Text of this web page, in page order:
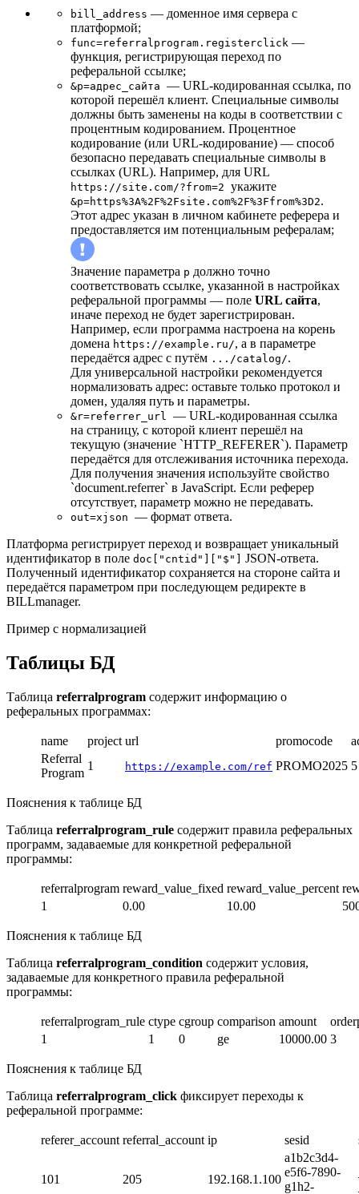
bill_address — доменное имя сервера с
платформой;
func=referralprogram.registerclick —
функция, регистрирующая переход по
реферальной ссылке;
&p=адрес_сайта — URL-кодированная ссылка, по
которой перешёл клиент. Специальные символы
должны быть заменены на коды в соответствии с
процентным кодированием. Процентное
кодирование (или URL-кодирование) — способ
безопасно передавать специальные символы в
ссылках (URL). Например, для URL
https://site.com/?from=2 укажите
&p=https%3A%2F%2Fsite.com%2F%3Ffrom%3D2.
Этот адрес указан в личном кабинете реферера и
предоставляется им потенциальным рефералам;
Значение параметра p должно точно
соответствовать ссылке, указанной в настройках
реферальной программы — поле URL сайта,
иначе переход не будет зарегистрирован.
Например, если программа настроена на корень
домена https://example.ru/, а в параметре
передаётся адрес с путём .../catalog/.
Для универсальной настройки рекомендуется
нормализовать адрес: оставьте только протокол и
домен, удаляя путь и параметры.
&r=referrer_url — URL-кодированная ссылка
на страницу, с которой клиент перешёл на
текущую (значение `HTTP_REFERER`). Параметр
передаётся для отслеживания источника перехода.
Для получения значения используйте свойство
`document.referrer` в JavaScript. Если реферер
отсутствует, параметр можно не передавать.
out=xjson — формат ответа.
Платформа регистрирует переход и возвращает уникальный
идентификатор в поле doc["cntid"]["$"]
JSON-ответа.
Полученный идентификатор сохраняется на стороне сайта и
передаётся параметром при последующем редиректе в
BILLmanager.
Пример с нормализацией
Таблицы БД
Таблица referralprogram содержит информацию о
реферальных программах:
name project url promocode
Referral
Program
1 https://example.com/ref PROMO2025 5
Пояснения к таблице БД
Таблица referralprogram_rule содержит правила реферальных
программ, задаваемые для конкретной реферальной
программы:
referralprogram reward_value_fixed reward_value_percent
1
0.00 10.00
Пояснения к таблице БД
Таблица referralprogram_condition содержит условия,
задаваемые для конкретного правила реферальной
программы:
referralprogram_rule ctype cgroup comparison amount
1
1 0 ge 10000.00 3
Пояснения к таблице БД
Таблица referralprogram_click фиксирует переходы к
реферальной программе:
referer_account referral_account ip sesid
101 205 192.168.1.100
a1b2c3d4-
e5f6-7890-
g1h2-